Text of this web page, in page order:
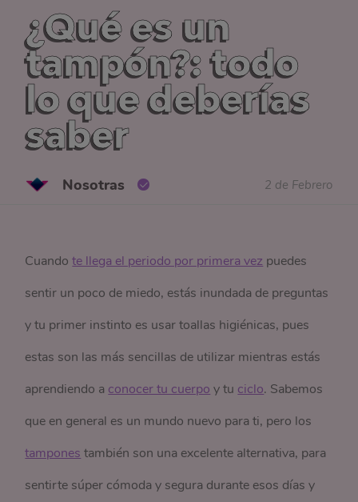
¿Qué es un
tampón?: todo
lo que deberías
saber
Nosotras 2 de Febrero
Cuandote llega el periodo por primera vez puedes
sentir un poco de miedo, estás inundada de preguntas
y tu primer instinto es usar toallas higiénicas, pues
estas son las más sencillas de utilizar mientras estás
aprendiendo a conocer tu cuerpo y tu ciclo. Sabemos
que en general es un mundo nuevo para ti, pero los
tampones también son una excelente alternativa, para
sentirte súper cómoda y segura durante esos días y